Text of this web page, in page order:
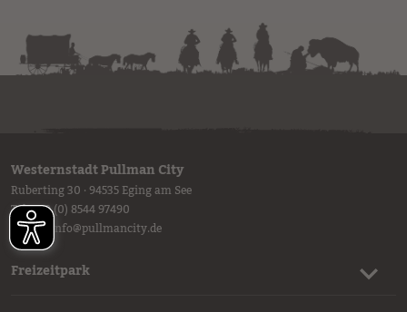
Westernstadt Pullman City
Ruberting 30 · 94535 Eging am See
Tel.+49 (0) 8544 97490
E-Mail: info@pullmancity.de
Freizeitpark